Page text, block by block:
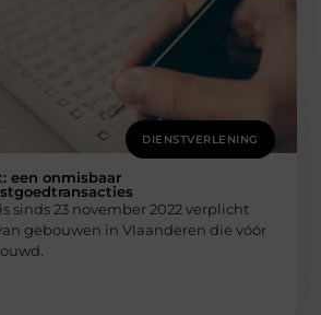
DIENSTVERLENING
een onmisbaar
sinds 23 november 2022 verplicht
gebouwen in Vlaanderen die vóór